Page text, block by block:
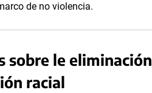
de no violencia.
sobre le eliminación
racial